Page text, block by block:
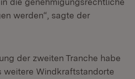
werden“, sagte der
der zweiten Tranche habe
weitere Windkraftstandorte